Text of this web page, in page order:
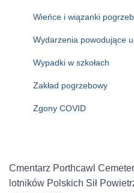
Wieńce i wiązanki
Wydarzenia powodujące
Wypadki w szkołach
Zakład pogrzebowy
Zgony COVID
Cmentarz Porthcawl
lotników Polskich Sił